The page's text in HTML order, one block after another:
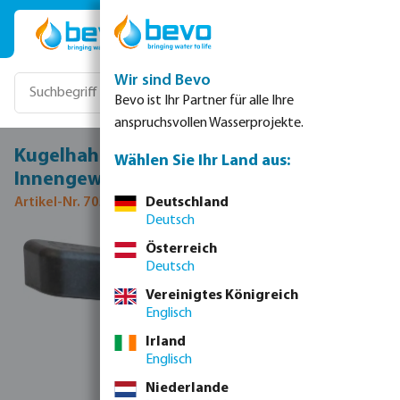
Zum Hauptinhalt springen
Kugelhahn PP 1 1/2" Außengewinde x
Innengewinde 16bar Blau Typ ICE
Artikel-Nr. 7036185
Bildergalerie überspringen
Wir sind Bevo
Bevo ist Ihr Partner für alle Ihre
anspruchsvollen Wasserprojekte.
Wählen Sie Ihr Land aus:
Deutschland
Deutsch
Österreich
Deutsch
Vereinigtes Königreich
Englisch
Irland
Englisch
Niederlande